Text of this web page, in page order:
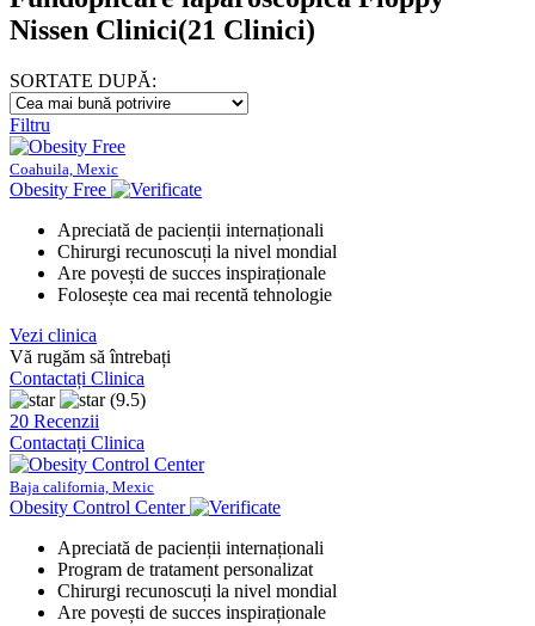
Nissen Clinici(21 Clinici)
SORTATE DUPĂ:
Filtru
Coahuila, Mexic
Obesity Free
Apreciată de pacienții internaționali
Chirurgi recunoscuți la nivel mondial
Are povești de succes inspiraționale
Folosește cea mai recentă tehnologie
Vezi clinica
Vă rugăm să întrebați
Contactați Clinica
(9.5)
20 Recenzii
Contactați Clinica
Baja california, Mexic
Obesity Control Center
Apreciată de pacienții internaționali
Program de tratament personalizat
Chirurgi recunoscuți la nivel mondial
Are povești de succes inspiraționale